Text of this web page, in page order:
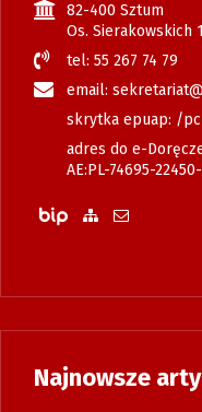
82-400 Sztum
Os. Sierakowskich
tel: 55 267 74 79
email:
skrytka epuap: /
adres do e-
AE:PL-74695-22450-
BiuletynZobacz mapę
Wyślij email
Najnowsze